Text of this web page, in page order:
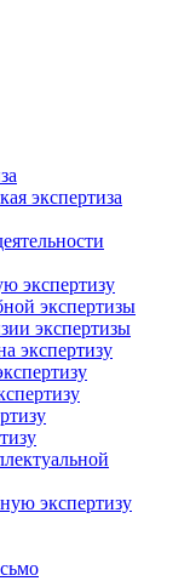
экспертиза
экспертизу
экспертизы
экспертизы
экспертизу
экспертизу